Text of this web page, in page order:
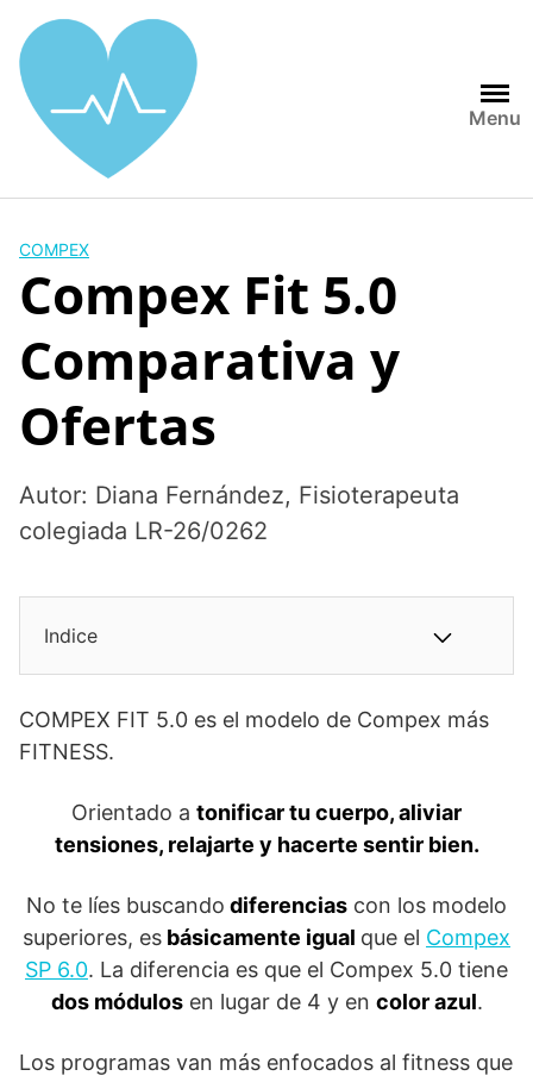
contenido
Menu
COMPEX
Compex Fit 5.0
Comparativa y
Ofertas
Autor: Diana Fernández, Fisioterapeuta
colegiada LR-26/0262
Indice
COMPEX FIT 5.0 es el modelo de Compex más
FITNESS.
Orientado a tonificar tu cuerpo, aliviar
tensiones, relajarte y hacerte sentir bien.
No te líes buscando diferencias con los modelo
superiores, es básicamente igual que el Compex
SP 6.0. La diferencia es que el Compex 5.0 tiene
dos módulosen lugar de 4 y en color azul.
Los programas van más enfocados al fitness que